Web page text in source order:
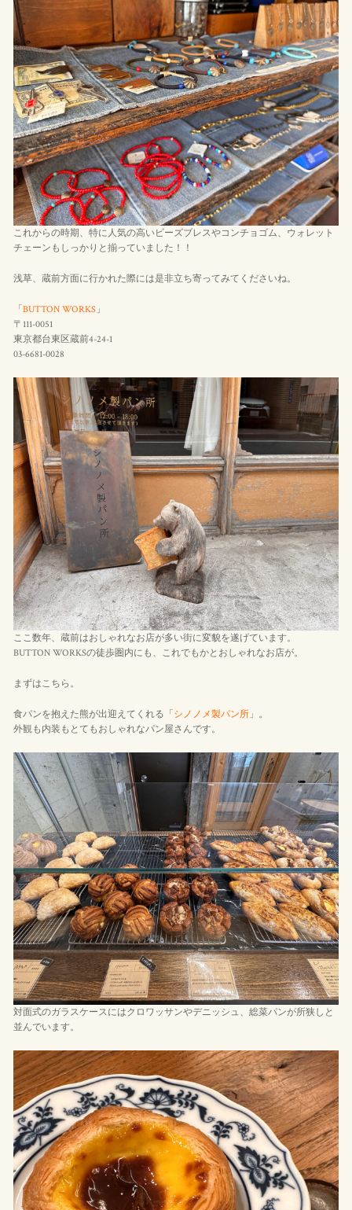
これからの時期、特に人気の高いビーズブレスやコンチョゴム、ウォレット
チェーンもしっかりと揃っていました！！
浅草、蔵前方面に行かれた際には是非立ち寄ってみてくださいね。
「 BUTTON WORKS」
〒111-0051
東京都台東区蔵前4-24-1
03-6681-0028
ここ数年、蔵前はおしゃれなお店が多い街に変貌を遂げています。
BUTTON WORKSの徒歩圏内にも、これでもかとおしゃれなお店が。
まずはこちら。
食パンを抱えた熊が出迎えてくれる「 シノノメ製パン所」。
外観も内装もとてもおしゃれなパン屋さんです。
対面式のガラスケースにはクロワッサンやデニッシュ、総菜パンが所狭しと
並んでいます。